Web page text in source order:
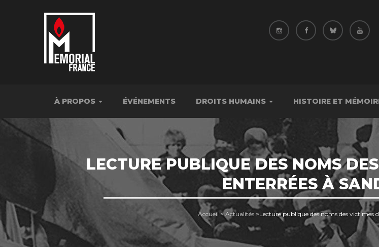
À PROPOS ÉVÉNEMENTS DROITS HUMAINS HISTOIRE ET
LECTURE PUBLIQUE DES NOMS
ENTERRÉES À
Accueil > Actualités >Lecture publique des noms des victimes